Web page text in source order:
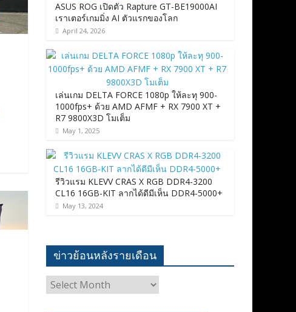
ASUS ROG เปิดตัว Rapture GT-BE19000AI
เราเตอร์เกมมิ่ง AI ตัวแรกของโลก
April 24, 2026
เล่นเกม DELTA FORCE 1080p ให้ละทุ 900-
1000fps+ ด้วย AMD AFMF + RX 7900 XT +
R7 9800X3D โมเต็ม
May 1, 2025
รีวิวแรม KLEVV CRAS X RGB DDR4-3200
CL16 16GB-KIT ลากได้ดีมีเห็น DDR4-5000+
May 13, 2024
ข่าวย้อนหลังรายเดือน
ข่าว
ย้อน